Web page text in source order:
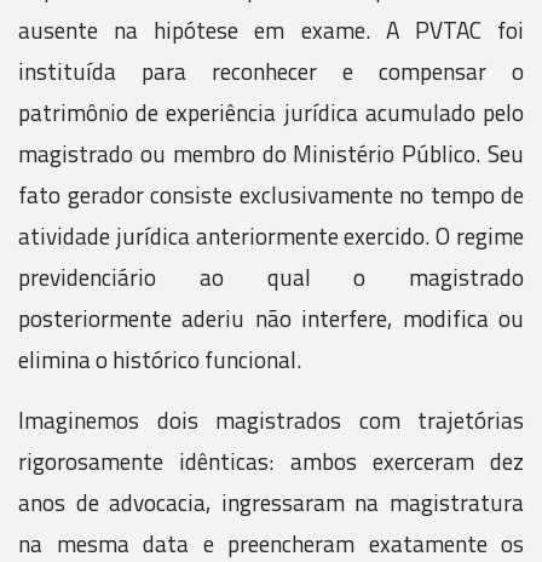
ausente na hipótese em exame. A PVTAC foi
instituída para reconhecer e compensar o
patrimônio de experiência jurídica acumulado pelo
magistrado ou membro do Ministério Público. Seu
fato gerador consiste exclusivamente no tempo de
atividade jurídica anteriormente exercido. O regime
previdenciário ao qual o magistrado
posteriormente aderiu não interfere, modifica ou
elimina o histórico funcional.
Imaginemos dois magistrados com trajetórias
rigorosamente idênticas: ambos exerceram dez
anos de advocacia, ingressaram na magistratura
na mesma data e preencheram exatamente os